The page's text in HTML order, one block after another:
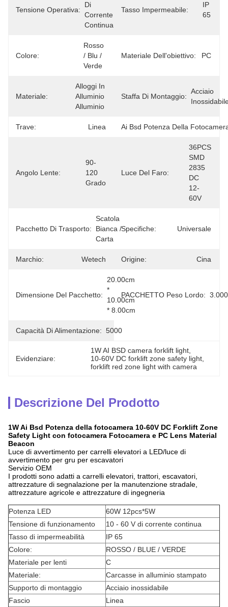
Tensione Operativa:
Di
Corrente
Continua
Tasso Impermeabile:
IP
65
Colore:
Rosso
/ Blu /
Verde
Materiale Dell'obiettivo: PC
Materiale:
Alloggi In
Alluminio
Alluminio
Staffa Di Montaggio:
Acciaio
Trave: Linea Ai Bsd Potenza Della
Angolo Lente:
90-
120
Grado
Luce Del Faro:
36PCS
SMD
2835
DC
12-
60V
Pacchetto Di Trasporto:
Scatola
Bianca /
Carta
Specifiche: Universale
Marchio: Wetech Origine: Cina
Dimensione Del Pacchetto:
20.00cm
*
10.00cm
* 8.00cm
PACCHETTO Peso Lordo:
Capacità Di Alimentazione: 5000
Evidenziare:
1W AI BSD camera forklift light
10-60V DC forklift zone safety light
forklift red zone light with camera
Descrizione Del Prodotto
1W Ai Bsd Potenza della fotocamera 10-60V DC Forklift Zone
Safety Light con fotocamera Fotocamera e PC Lens Material
Beacon
Luce di avvertimento per carrelli elevatori a LED/luce di
avvertimento per gru per escavatori
Servizio OEM
I prodotti sono adatti a carrelli elevatori, trattori, escavatori,
attrezzature di segnalazione per la manutenzione stradale,
attrezzature agricole e attrezzature di ingegneria
Potenza LED
60W 12pcs*5W
Tensione di funzionamento
10 - 60 V di corrente continua
Tasso di impermeabilità
IP 65
Colore:
ROSSO / BLUE / VERDE
Materiale per lenti
C
Materiale:
Carcasse in alluminio stampato
Supporto di montaggio
Acciaio inossidabile
Fascio
Linea